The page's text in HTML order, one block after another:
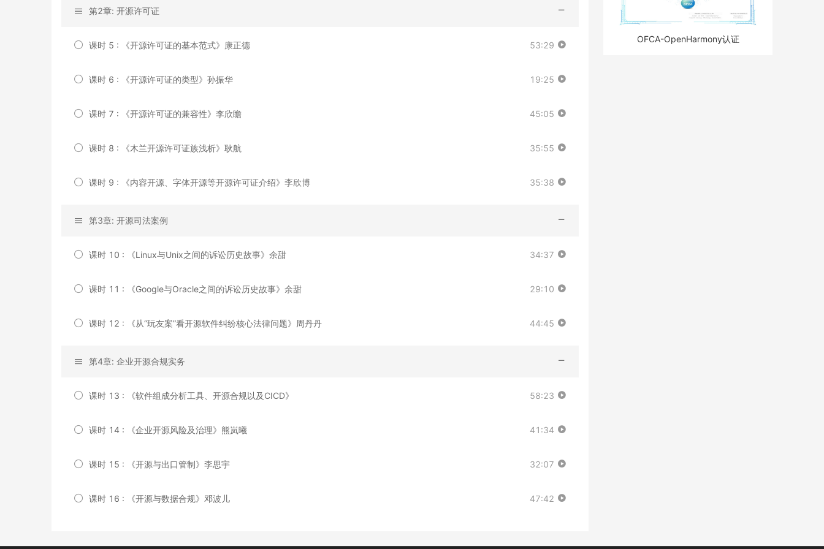
第2章: 开源许可证
课时 5 : 《开源许可证的基本范式》康正德 53:29
课时 6 : 《开源许可证的类型》孙振华 19:25
课时 7 : 《开源许可证的兼容性》李欣瞻 45:05
课时 8 : 《木兰开源许可证族浅析》耿航 35:55
课时 9 : 《内容开源、字体开源等开源许可证介绍》李欣博 35:38
第3章: 开源司法案例
课时 10 : 《Linux与Unix之间的诉讼历史故事》余甜 34:37
课时 11 : 《Google与Oracle之间的诉讼历史故事》余甜 29:10
课时 12 : 《从“玩友案”看开源软件纠纷核心法律问题》周丹丹 44:45
第4章: 企业开源合规实务
课时 13 : 《软件组成分析工具、开源合规以及CICD》 58:23
课时 14 : 《企业开源风险及治理》熊岚曦 41:34
课时 15 : 《开源与出口管制》李思宇 32:07
课时 16 : 《开源与数据合规》邓波儿 47:42
OFCA-OpenHarmony认证